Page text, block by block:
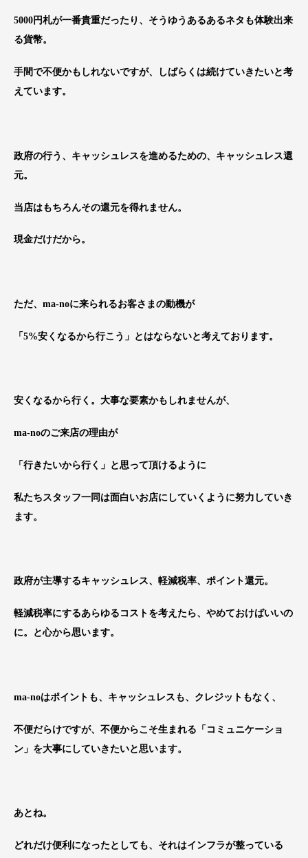
5000円札が一番貴重だったり、そうゆうあるあるネタも体験出来
る貨幣。
手間で不便かもしれないですが、しばらくは続けていきたいと考
えています。
政府の行う、キャッシュレスを進めるための、キャッシュレス還
元。
当店はもちろんその還元を得れません。
現金だけだから。
ただ、ma-noに来られるお客さまの動機が
「5%安くなるから行こう」とはならないと考えております。
安くなるから行く。大事な要素かもしれませんが、
ma-noのご来店の理由が
「行きたいから行く」と思って頂けるように
私たちスタッフ一同は面白いお店にしていくように努力していき
ます。
政府が主導するキャッシュレス、軽減税率、ポイント還元。
軽減税率にするあらゆるコストを考えたら、やめておけばいいの
に。と心から思います。
ma-noはポイントも、キャッシュレスも、クレジットもなく、
不便だらけですが、不便からこそ生まれる「コミュニケーショ
ン」を大事にしていきたいと思います。
あとね。
どれだけ便利になったとしても、それはインフラが整っている